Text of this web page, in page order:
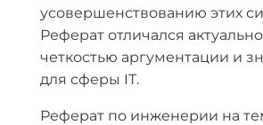
усовершенствованию этих
Реферат отличался
четкостью аргументации и
для сферы IT.
Реферат по инженерии на